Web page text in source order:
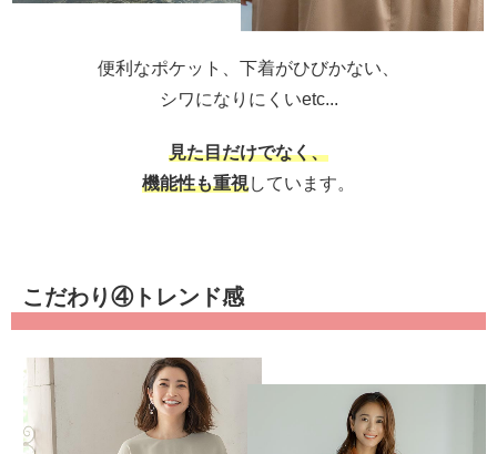
便利なポケット、下着がひびかない、
シワになりにくいetc...
見た目だけでなく、
機能性も重視しています。
こだわり④トレンド感